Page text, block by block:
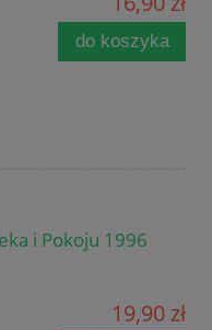
do koszyka
i Pokoju 1996
19,90 zł